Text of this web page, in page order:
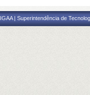
| Superintendência de